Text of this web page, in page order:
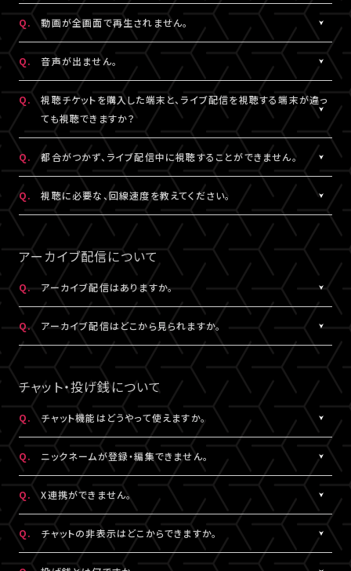
4.スペースが入っていませんか？
入力の際、前後にスペースが入っていないかご確認ください。不要
なスペースを入れると認証されませんので、ご注意ください。
5.キーボードのNum Lock（ナムロック）が押されていませんか？
ノートパソコンをご利用の方は、Num Lockキーが外れた状態で行
ってください。
い可能性がございます。推奨環境はこちらよりご確認ください。
スマートフォン、タブレットをご利用の場合、LINEやメール等のアプ
リ内ブラウジングではなく、指定のブラウザ（iPhone・iPadの場合
は「Safari」、Androidの場合は「Chrome」）で当サービスをご利
用ください。
3.全て半角英数で入力できていますか？
必ず半角数字でご入力ください。全角入力ではログインできませ
ん。
4.スペースが入っていませんか？
入力の際、前後にスペースが入っていないかご確認ください。不要
なスペースを入れると認証されませんので、ご注意ください。
5.キーボードのNum Lock（ナムロック）が押されていませんか？
ノートパソコンをご利用の方は、Num Lockキーが外れた状態で行
ってください。
ただし各配信で別途案内があった場合はこれに限りません。
録画・撮影・録音を許可する案内のない配信でSNSや動画サイトな
どへの無断転載・共有を行った場合、法的責任に問われる場合が
ございます。
A.
リロード（再読み込み）をお試しいただき、視聴ページを更新してく
ださい。
※リロード（再読み込み）方法はご利用端末により異なります。
Q. 動画が全画面で再生されません。
A.
視聴画面の右下にある四角いボタンを押すと、全画面での表示に
切り替わります。 全画面での視聴中に同じボタンを押すと、元の画
面サイズに戻ります。
Q. 音声が出ません。
A.
視聴ページの動画配信プレイヤーがミュート（消音）になっていな
いかをご確認ください。
また、ご利用の端末がマナーモードになっていないか、音量設定が
小さくなっていないかをご確認ください。
Q.
視聴チケットを購入した端末と、ライブ配信を視聴する端末が違っ
ても視聴できますか？
A.
視聴チケットをご購入いただいた際と同じA!-ID（メールアドレス）・
パスワードでログインいただければ、端末が違ってもご視聴いただ
けます。
ライブ配信を視聴する端末が推奨環境であることをご確認のうえ、
事前にサンプル動画の映像と音声が正常に再生できることをご確
認ください。
Q. 都合がつかず、ライブ配信中に視聴することができません。
A.
アーカイブ配信がある場合は、視聴チケットをお持ちの方に限りご
視聴いただけます。
公演によってはアーカイブ配信のみの視聴でも視聴チケットのご
購入が可能です。券種や決済方法により販売期間や販売価格など
が異なります。
Q. 視聴に必要な、回線速度を教えてください。
LIVESHIPの配信をより良い画質でご覧いただくには、インターネ
ットの安定した接続速度 (以下の表を参照) を確保していただくこ
とをお勧めします。
QUALITY
（解像度）
必要速度 推奨速度
1080P 15Mbps以上 20Mbps以上
720P 6Mbps以上 9Mbps以上
480P 2Mbps以上 3Mbps以上
360P 0.8Mbps以上 1.2Mbps以上
解像度が選択できる推奨ブラウザは下記のとおりです。
Windows：Chrome、Firefox、Edge
Mac：Chrome、Firefox
アーカイブ配信について
Q. アーカイブ配信はありますか。
A.
公演により異なります。
アーカイブ配信がある場合は、視聴チケットをお持ちの方に限りご
視聴いただけます。
公演によってはアーカイブ配信のみの視聴でも視聴チケットのご
購入が可能です。券種や決済方法により販売期間や販売価格など
が異なります。
Q. アーカイブ配信はどこから見られますか。
A.
アーカイブ配信がある場合は、ライブ配信と同じ配信視聴ページ
でご視聴いただけます。
配信視聴ページは、各公演のチケット販売ページ、「マイページ
内「チケット購入情報」よりアクセスいただけます。
※「決済完了のお知らせ」メールでもご案内しております。
チャット・投げ銭について
Q. チャット機能はどうやって使えますか。
A.
ライブ配信中にご利用いただけるサービスです。
ただし、公演によってはチャット機能をご利用いただけない場合が
あります。
詳細はチケット販売ページでご確認ください。
Q. ニックネームが登録・編集できません。
A.
チャットをするには、ニックネームの設定が必要です。
ニックネームは「マイページ
」内「投稿設定」にて登録・変更が可能
です。
絵文字・機種依存文字等が含まれている場合は登録できませんの
でご注意ください。
Q. X連携ができません。
A. X連携は「マイページ」内「投稿設定」にて設定が可能です。
詳しくは こちらをご確認ください。
※X連携は配信視聴ページからも設定いただけます。
Q. チャットの非表示はどこからできますか。
A. チャット欄下部の「チャットを非表示」（スマートフォンではチャット